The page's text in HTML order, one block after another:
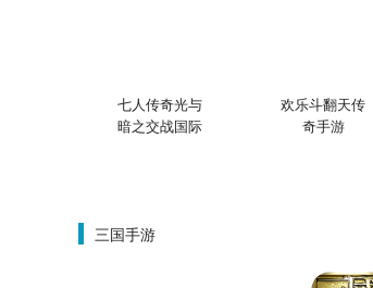
七人传奇光与
暗之交战国际
欢乐斗翻天传
奇手游
三国手游